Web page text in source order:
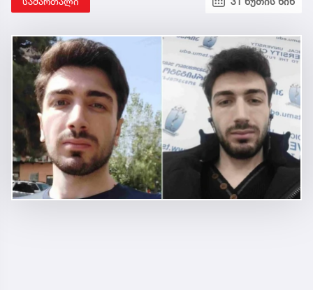
ალექსანდრე გაბაშვილისთვის, ასეთი
წარსული გამოცდილების
ადამიანისთვის ინფორმაციის
მიწოდება, რომ მასწავლებელი
სექსუალურად ავიწროებდა,
ფაქტობრივად, წაქეზება იყო -
პროკურორი ნია იმნაძის საქმეზე
სამართალი 31 წუთის წინ